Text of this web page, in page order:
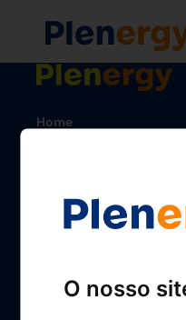
O nosso
Home
Gerimos o seu posto
Cultura Plenergy